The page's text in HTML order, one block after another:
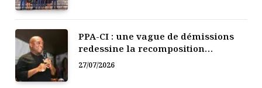
PPA-CI : une vague de démissions
redessine la recomposition
politique
27/07/2026